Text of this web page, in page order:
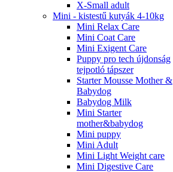
X-Small adult
Mini - kistestű kutyák 4-10kg
Mini Relax Care
Mini Coat Care
Mini Exigent Care
Puppy pro tech újdonság
tejpotló tápszer
Starter Mousse Mother &
Babydog
Babydog Milk
Mini Starter
mother&babydog
Mini puppy
Mini Adult
Mini Light Weight care
Mini Digestive Care